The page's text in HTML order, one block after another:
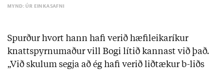
MYND: ÚR EINKASAFNI
Spurður hvort hann hafi verið hæfileikaríkur
knattspyrnumaður vill Bogi lítið kannast við það.
„Við skulum segja að ég hafi verið liðtækur b-liðs